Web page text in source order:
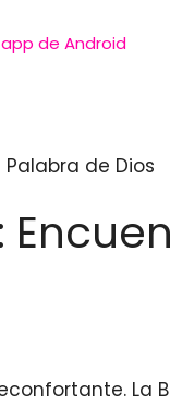
de Android
de Dios
La